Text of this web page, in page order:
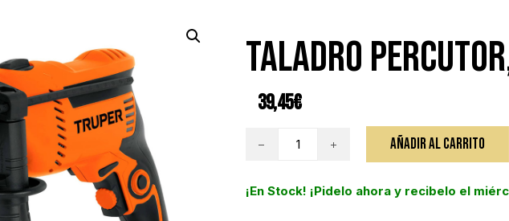
TALADRO
39,45€
TALADRO
1/2
AÑADIR AL CARRITO
¡En Stock! ¡Pidelo ahora y recibelo el